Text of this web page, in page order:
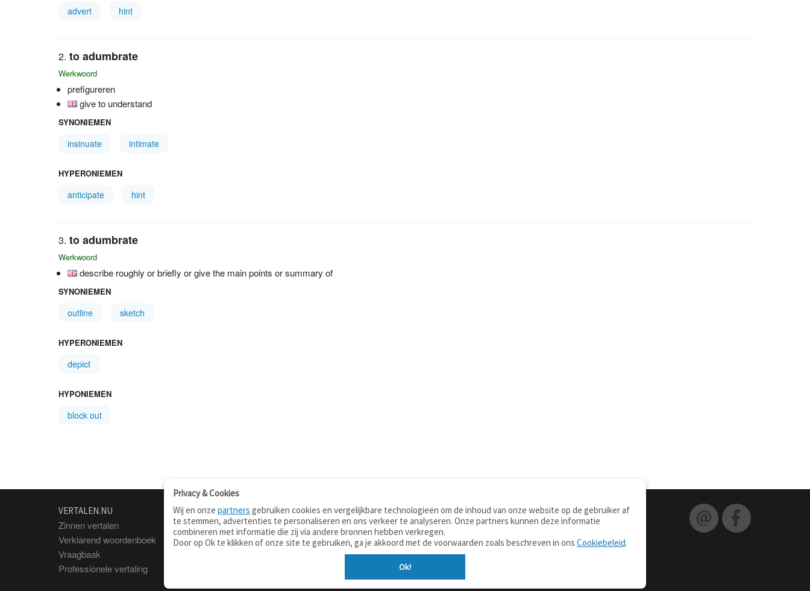
advert hint
to adumbrate
Werkwoord
prefigureren
give to understand
SYNONIEMEN
insinuate intimate
HYPERONIEMEN
anticipate hint
to adumbrate
Werkwoord
describe roughly or briefly or give the main points or summary of
SYNONIEMEN
outline sketch
HYPERONIEMEN
depict
HYPONIEMEN
block out
VERTALEN.NU
Zinnen vertalen
Verklarend woordenboek
Vraagbaak
Professionele vertaling
OVER
Over deze site
Contact
TOOLS
Apps
Mobiel
Tools & widgets
WOORDENBOEKEN
Nederlands - Engels
Nederlands - Duits
Nederlands - Spaans
Privacy & Cookies
Wij en onze partners gebruiken cookies en vergelijkbare technologieën om de inhoud van onze website op de gebruiker af
te stemmen, advertenties te personaliseren en ons verkeer te analyseren. Onze partners kunnen deze informatie
combineren met informatie die zij via andere bronnen hebben verkregen.
Door op Ok te klikken of onze site te gebruiken, ga je akkoord met de voorwaarden zoals beschreven in ons Cookiebeleid.
Ok!